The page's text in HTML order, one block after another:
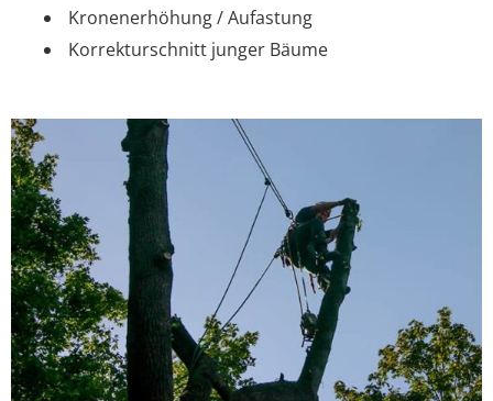
Kronenerhöhung / Aufastung
Korrekturschnitt junger Bäume